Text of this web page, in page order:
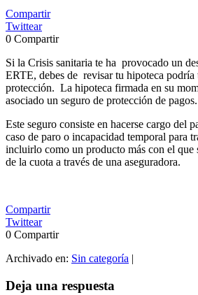
Compartir
Twittear
0 Compartir
Si la Crisis sanitaria te ha provocado un
ERTE, debes de revisar tu hipoteca podría
protección. La hipoteca firmada en su
asociado un seguro de protección de pagos.
Este seguro consiste en hacerse cargo del
caso de paro o incapacidad temporal para
incluirlo como un producto más con el que
de la cuota a través de una aseguradora.​
Compartir
Twittear
0 Compartir
Archivado en: Sin categoría |
Interacciones
Deja una respuesta